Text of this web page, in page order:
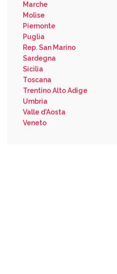
Marche
Molise
Piemonte
Puglia
Rep. San Marino
Sardegna
Sicilia
Toscana
Trentino Alto Adige
Umbria
Valle d'Aosta
Veneto